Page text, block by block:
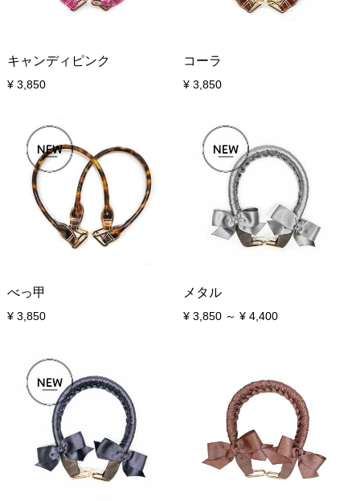
キャンディピンク
¥ 3,850
コーラ
¥ 3,850
べっ甲
¥ 3,850
メタル
¥ 3,850 ～ ¥ 4,400